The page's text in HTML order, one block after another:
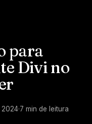
para
Divi no
·7 min de leitura